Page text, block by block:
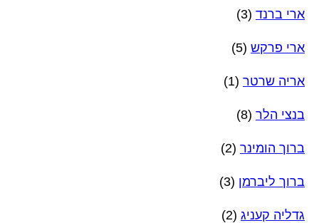
ארי ברנד (3)
ארי פרקש (5)
אריה שרטר (1)
בנצי הלר (8)
ברוך הומינר (2)
ברוך ליברמן (3)
גדליה קעניג (2)